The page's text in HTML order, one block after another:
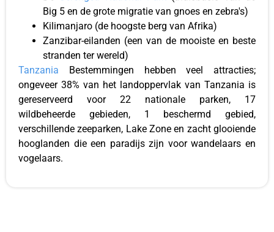
Big 5 en de grote migratie van gnoes en zebra's)
Kilimanjaro (de hoogste berg van Afrika)
Zanzibar-eilanden (een van de mooiste en beste
stranden ter wereld)
Tanzania Bestemmingen hebben veel attracties;
ongeveer 38% van het landoppervlak van Tanzania is
gereserveerd voor 22 nationale parken, 17
wildbeheerde gebieden, 1 beschermd gebied,
verschillende zeeparken, Lake Zone en zacht glooiende
hooglanden die een paradijs zijn voor wandelaars en
vogelaars.